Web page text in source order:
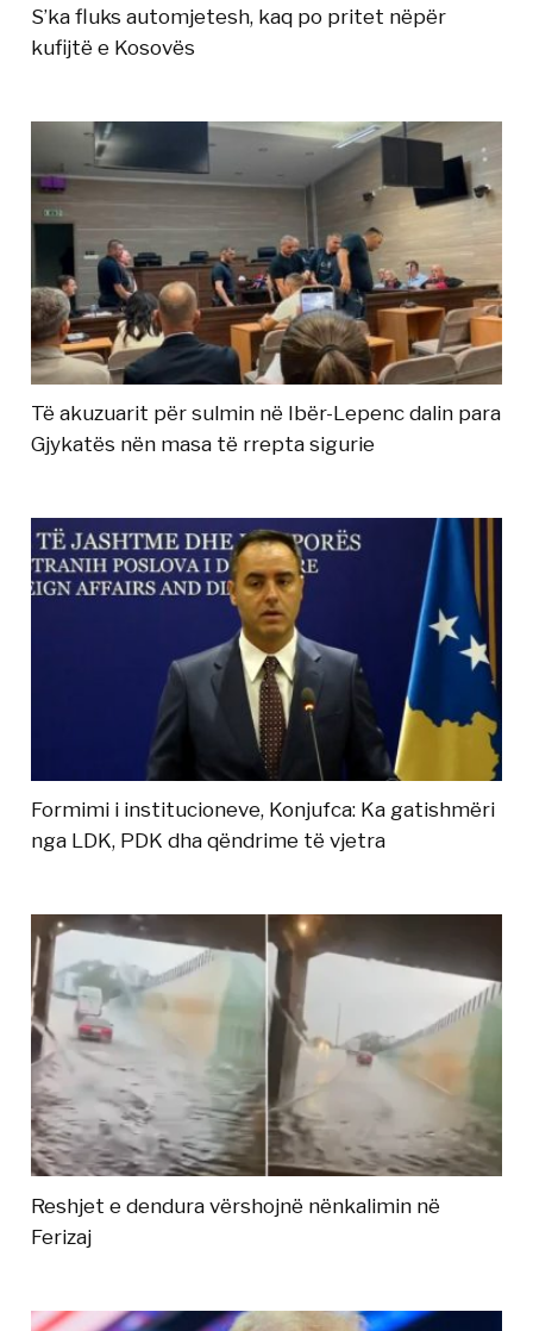
S’ka fluks automjetesh, kaq po pritet nëpër
kufijtë e Kosovës
Të akuzuarit për sulmin në Ibër-Lepenc dalin para
Gjykatës nën masa të rrepta sigurie
Formimi i institucioneve, Konjufca: Ka gatishmëri
nga LDK, PDK dha qëndrime të vjetra
Reshjet e dendura vërshojnë nënkalimin në
Ferizaj